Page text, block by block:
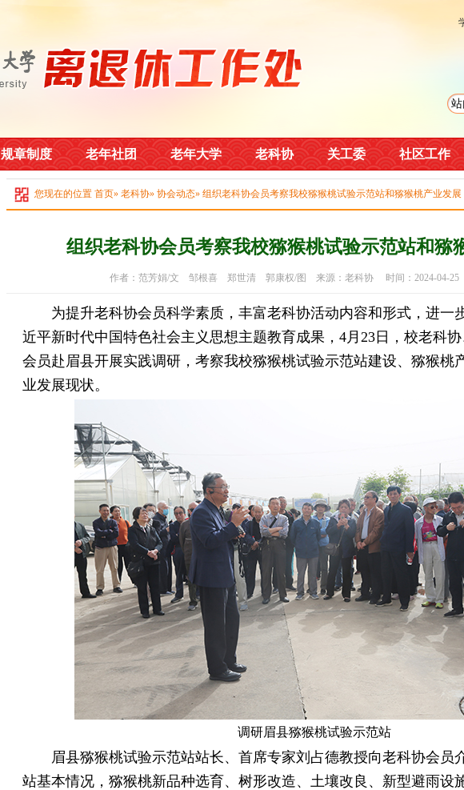
规章制度 老年社团 老年大学 老科协 关工委 社区工作
您现在的位置 首页» 老科协» 协会动态» 组织老科协会员考察我校猕猴桃试验示范站和猕猴桃产业发展
组织老科协会员考察我校猕猴桃试验示范站和猕
作者：范芳娟/文 邹根喜 郑世清 郭康权/图 来源：老科协 时间：2024-04-25
为提升老科协会员科学素质，丰富老科协活动内容和形式，进一
近平新时代中国特色社会主义思想主题教育成果，4月23日，校老科
会员赴眉县开展实践调研，考察我校猕猴桃试验示范站建设、猕猴桃
业发展现状。
调研眉县猕猴桃试验示范站
眉县猕猴桃试验示范站站长、首席专家刘占德教授向老科协会员
站基本情况，猕猴桃新品种选育、树形改造、土壤改良、新型避雨设